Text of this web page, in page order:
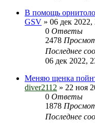
В помощь
GSV » 06 дек
0 Ответы
2478
Последнее
06 дек 2022,
Меняю щенка
diver2112 » 22 ноя
0 Ответы
1878
Последнее